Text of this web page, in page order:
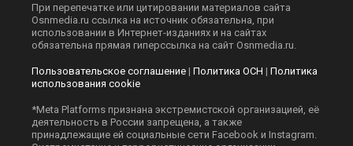
При перепечатке или цитировании материалов сайта
Оsnmedia.ru ссылка на источник обязательна, при
использовании в Интернет-изданиях и на сайтах
обязательна прямая гиперссылка на сайт Оsnmedia.ru.
Пользовательское соглашение | Политика ОСН | Политика
использования cookie
*Meta Platforms признана экстремистской организацией, её
деятельность в России запрещена, а также
принадлежащие ей социальные сети Facebook и Instagram.